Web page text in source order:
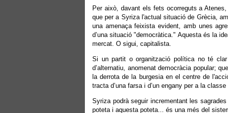
Per això, davant els fets ocorreguts a
que per a Syriza l'actual situació de Grècia,
una amenaça feixista evident, amb unes
d’una situació "democràtica." Aquesta és la
mercat. O sigui, capitalista.
Si un partit o organització política no té
d’alternatiu, anomenat democràcia popular;
la derrota de la burgesia en el centre de
tracta d’una farsa i d’un engany per a la
Syriza podrà seguir incrementant les
poteta i aquesta poteta... és una més del